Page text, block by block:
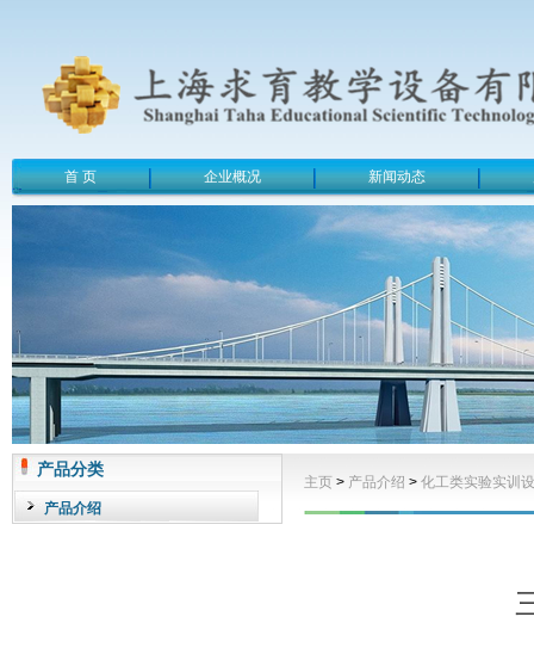
首 页 企业概况 新闻动态
产品分类
产品介绍
主页 > 产品介绍 > 化工类实验实训